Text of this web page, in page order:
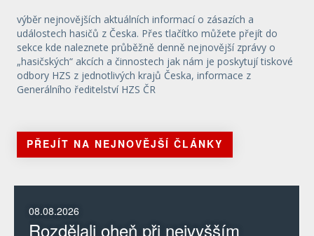
výběr nejnovějších aktuálních informací o zásazích a
událostech hasičů z Česka. Přes tlačítko můžete přejít do
sekce kde naleznete průběžně denně nejnovější zprávy o
„hasičských“ akcích a činnostech jak nám je poskytují tiskové
odbory HZS z jednotlivých krajů Česka, informace z
Generálního ředitelství HZS ČR
PŘEJÍT NA NEJNOVĚJŠÍ ČLÁNKY
08.08.2026
Rozdělali oheň při nejvyšším